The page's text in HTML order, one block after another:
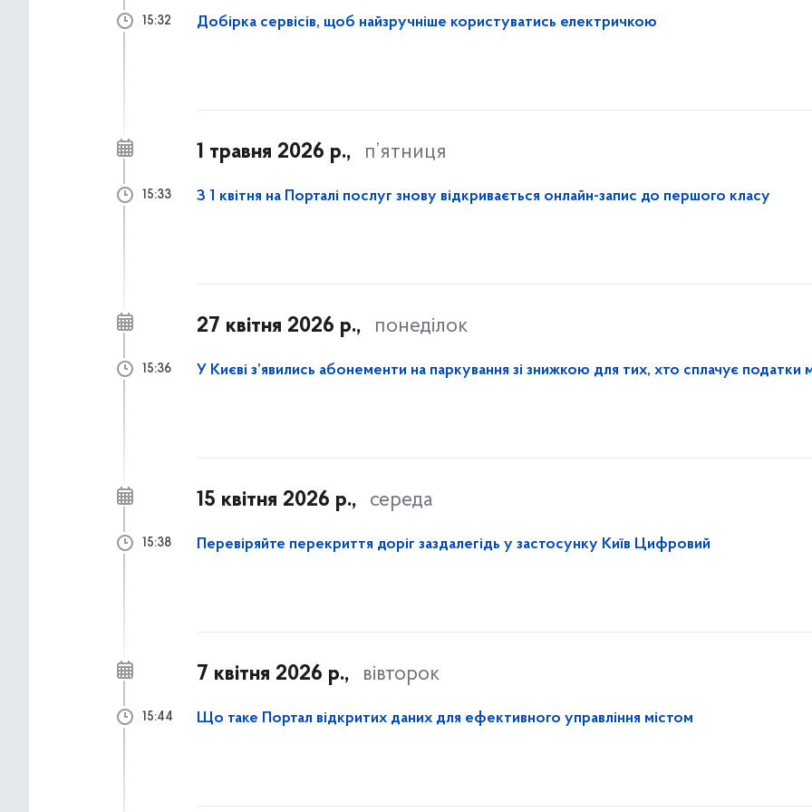
Добірка сервісів, щоб найзручніше користуватись електричкою
15:32
1 травня 2026 р., п’ятниця
З 1 квітня на Порталі послуг знову відкривається онлайн-запис до першого класу
15:33
27 квітня 2026 р., понеділок
У Києві з’явились абонементи на паркування зі знижкою для тих, хто сплачує податки
15:36
15 квітня 2026 р., середа
Перевіряйте перекриття доріг заздалегідь у застосунку Київ Цифровий
15:38
7 квітня 2026 р., вівторок
Що таке Портал відкритих даних для ефективного управління містом
15:44